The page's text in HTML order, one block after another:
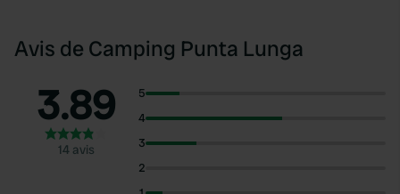
Avis de Camping Punta Lunga
3.89
14 avis
5
4
3
2